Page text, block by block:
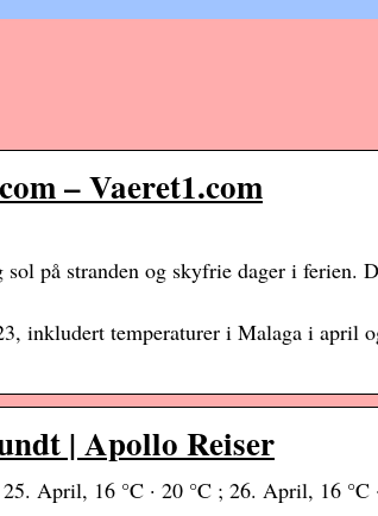
– Vaeret1.com
på stranden og skyfrie dager i ferien.
inkludert temperaturer i Malaga i april
| Apollo Reiser
April, 16 °C · 20 °C ; 26. April, 16 °C